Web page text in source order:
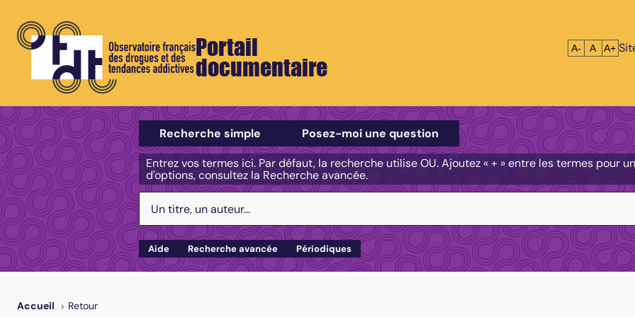
Portail
documentaire
Réduire le
A- A A+
Sélectionner un type de recherche
Recherche simple
Posez-moi une question
Entrez vos termes ici. Par défaut, la recherche utilise OU. Ajoutez « + » entre les termes pour
d'options, consultez la Recherche avancée.
Aide Recherche avancée Périodiques
Accueil Retour